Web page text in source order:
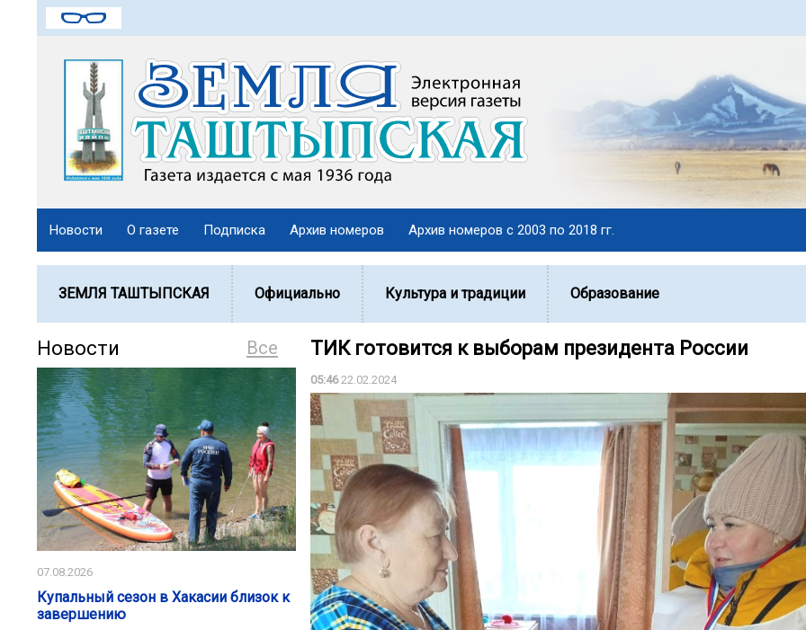
Новости О газете Подписка Архив номеров Архив номеров с 2003 по 2018 гг.
ЗЕМЛЯ ТАШТЫПСКАЯ Официально Культура и традиции Образование
Все
Новости
07.08.2026
Купальный сезон в Хакасии близок к
завершению
ТИК готовится к выборам президента России
05:4622.02.2024